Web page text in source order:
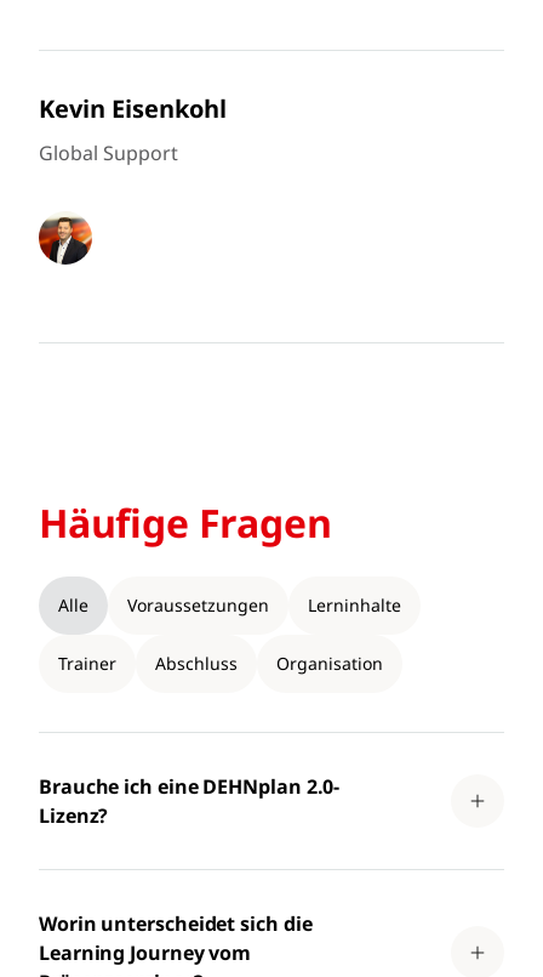
Kevin Eisenkohl
Global Support
Häufige Fragen
Alle Voraussetzungen Lerninhalte
Trainer Abschluss Organisation
Brauche ich eine DEHNplan 2.0-
Lizenz?
Worin unterscheidet sich die
Learning Journey vom